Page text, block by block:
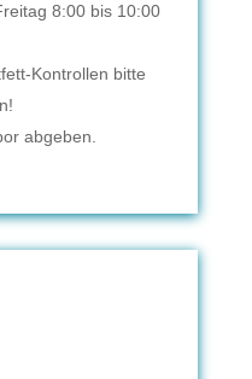
8:00 bis 10:00
Kontrollen bitte
abgeben.